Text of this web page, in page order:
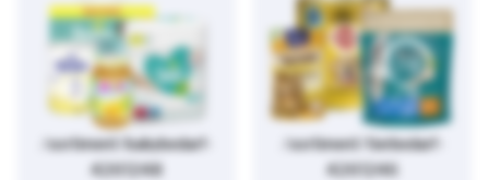
/sortiment/babybedarf-
4261248
/sortiment/tierbedarf-
4261246